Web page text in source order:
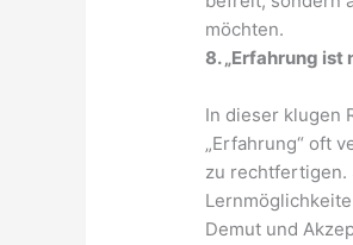
möchten.
8. „Erfahrung ist
In dieser klugen
„Erfahrung“ oft
zu rechtfertigen.
Demut und